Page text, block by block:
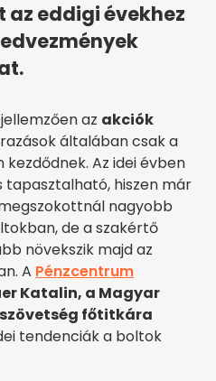
az eddigi évekhez
az akciók
általában csak a
Az idei évben
hiszen már
nagyobb
de a szakértő
növekszik majd az
A Pénzcentrum
Katalin, a Magyar
főtitkára
tendenciák a boltok